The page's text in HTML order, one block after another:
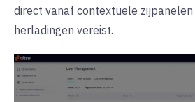
direct vanaf contextuele
herladingen vereist.